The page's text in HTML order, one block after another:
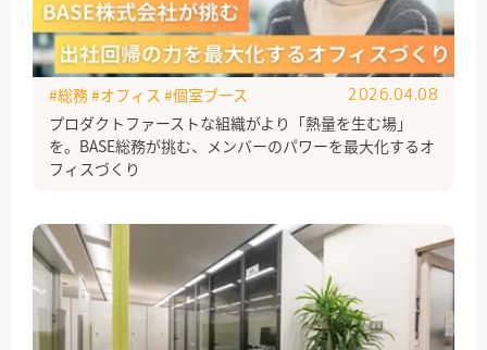
プロダクトファーストな組織がより「熱量を生む場」
を。BASE総務が挑む、メンバーのパワーを最大化するオ
フィスづくり
#総務#オフィス #個室ブース 2026.04.08